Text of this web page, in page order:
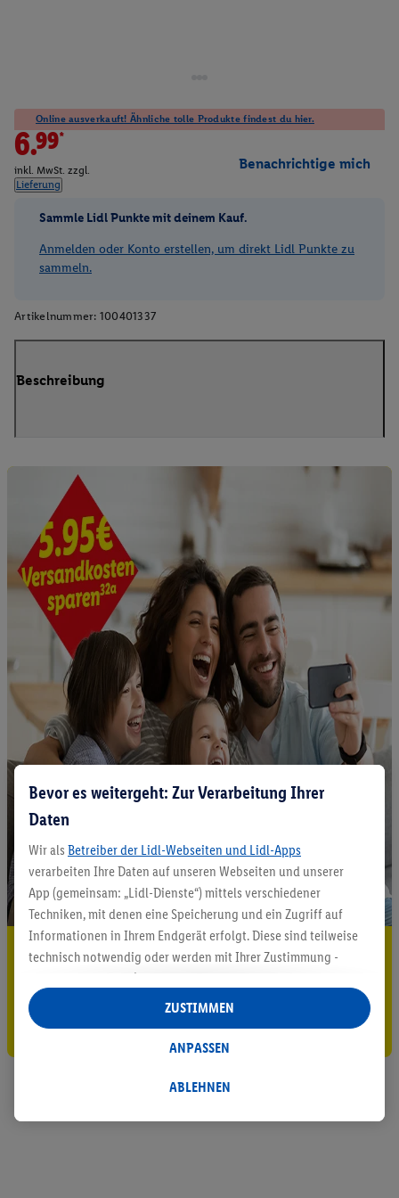
Online ausverkauft! Ähnliche tolle Produkte findest du hier.
6.99*
inkl. MwSt. zzgl.
Lieferung
Benachrichtige mich
Sammle Lidl Punkte mit deinem Kauf.
Anmelden oder Konto erstellen, um direkt Lidl Punkte zu
sammeln.
Artikelnummer: 100401337
Beschreibung
5.95 € Versand sparen³²ᵃ
Gutschein sichern!
Bevor es weitergeht: Zur Verarbeitung Ihrer
Daten
Wir als Betreiber der Lidl-Webseiten und Lidl-Apps
verarbeiten Ihre Daten auf unseren Webseiten und unserer
App (gemeinsam: „Lidl-Dienste“) mittels verschiedener
Techniken, mit denen eine Speicherung und ein Zugriff auf
Informationen in Ihrem Endgerät erfolgt. Diese sind teilweise
technisch notwendig oder werden mit Ihrer Zustimmung -
auch durch Partner (u.a.
Verantwortliche; im Zusammenhang mit dem IAB TCF
insgesamt
Statistik-Erstellung oder für personalisierte Werbung
Datenverarbeitungen für personalisierte Werbung werden
ABLEHNEN
ANPASSEN
ZUSTIMMEN